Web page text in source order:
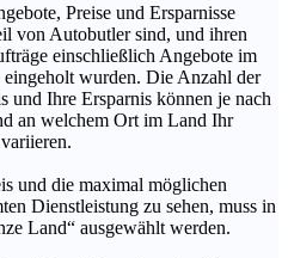
Preise und Ersparnisse
von Autobutler sind, und ihren
einschließlich Angebote im
wurden. Die Anzahl der
und Ihre Ersparnis können je nach
an welchem Ort im Land Ihr
und die maximal möglichen
Dienstleistung zu sehen, muss in
Land“ ausgewählt werden.